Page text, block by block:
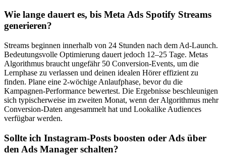
Wie lange dauert es, bis Meta Ads Spotify Streams
generieren?
Streams beginnen innerhalb von 24 Stunden nach dem Ad-Launch.
Bedeutungsvolle Optimierung dauert jedoch 12–25 Tage. Metas
Algorithmus braucht ungefähr 50 Conversion-Events, um die
Lernphase zu verlassen und deinen idealen Hörer effizient zu
finden. Plane eine 2-wöchige Anlaufphase, bevor du die
Kampagnen-Performance bewertest. Die Ergebnisse beschleunigen
sich typischerweise im zweiten Monat, wenn der Algorithmus mehr
Conversion-Daten angesammelt hat und Lookalike Audiences
verfügbar werden.
Sollte ich Instagram-Posts boosten oder Ads über
den Ads Manager schalten?